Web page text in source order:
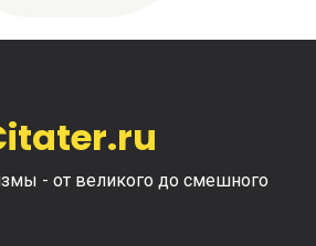
- от великого до смешного